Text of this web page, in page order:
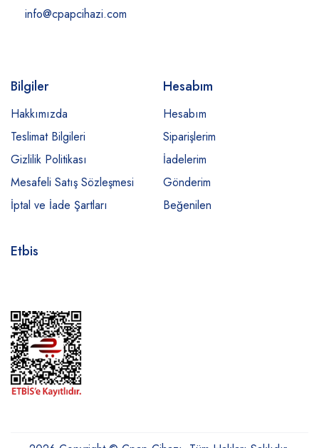
info@cpapcihazi.com
Bilgiler
Hakkımızda
Teslimat Bilgileri
Gizlilik Politikası
Mesafeli Satış Sözleşmesi
İptal ve İade Şartları
Hesabım
Hesabım
Siparişlerim
İadelerim
Gönderim
Beğenilen
Etbis